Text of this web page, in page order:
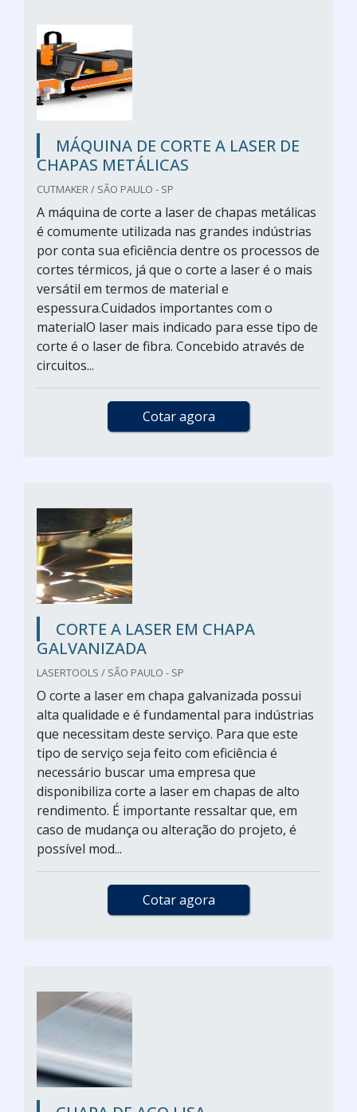
MÁQUINA DE CORTE A LASER DE
CHAPAS METÁLICAS
CUTMAKER / SÃO PAULO - SP
A máquina de corte a laser de chapas metálicas
é comumente utilizada nas grandes indústrias
por conta sua eficiência dentre os processos de
cortes térmicos, já que o corte a laser é o mais
versátil em termos de material e
espessura.Cuidados importantes com o
materialO laser mais indicado para esse tipo de
corte é o laser de fibra. Concebido através de
circuitos...
Cotar agora
CORTE A LASER EM CHAPA
GALVANIZADA
LASERTOOLS / SÃO PAULO - SP
O corte a laser em chapa galvanizada possui
alta qualidade e é fundamental para indústrias
que necessitam deste serviço. Para que este
tipo de serviço seja feito com eficiência é
necessário buscar uma empresa que
disponibiliza corte a laser em chapas de alto
rendimento. É importante ressaltar que, em
caso de mudança ou alteração do projeto, é
possível mod...
Cotar agora